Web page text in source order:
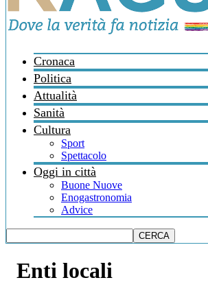
Cronaca
Politica
Attualità
Sanità
Cultura
Sport
Spettacolo
Oggi in città
Buone Nuove
Enogastronomia
Advice
Enti locali